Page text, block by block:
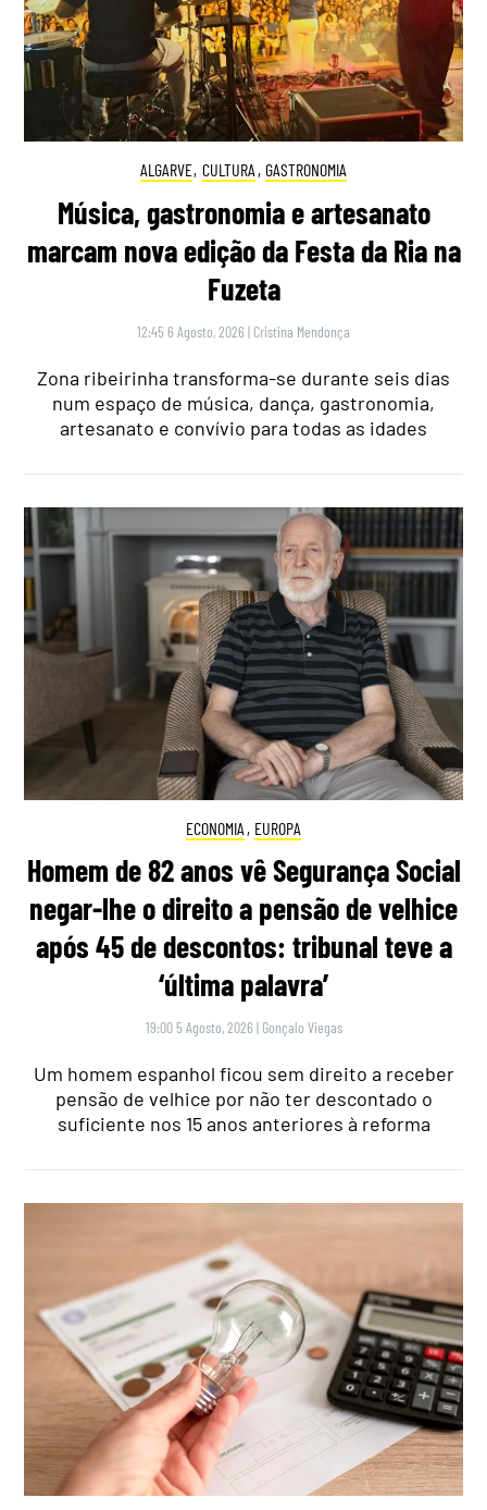
ALGARVE, CULTURA , GASTRONOMIA
Música, gastronomia e artesanato
marcam nova edição da Festa da Ria na
Fuzeta
12:45 6 Agosto, 2026 | Cristina Mendonça
Zona ribeirinha transforma-se durante seis dias
num espaço de música, dança, gastronomia,
artesanato e convívio para todas as idades
ECONOMIA , EUROPA
Homem de 82 anos vê Segurança Social
negar-lhe o direito a pensão de velhice
após 45 de descontos: tribunal teve a
‘última palavra’
19:00 5 Agosto, 2026 | Gonçalo Viegas
Um homem espanhol ficou sem direito a receber
pensão de velhice por não ter descontado o
suficiente nos 15 anos anteriores à reforma